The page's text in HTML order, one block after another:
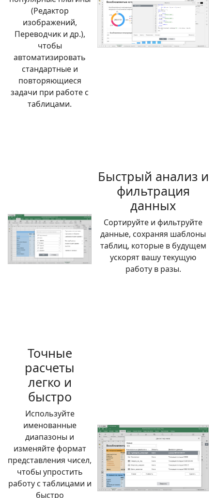
(Редактор
изображений,
Переводчик и др.),
чтобы
автоматизировать
стандартные и
повторяющиеся
задачи при работе с
таблицами.
Быстрый анализ и
фильтрация
данных
Сортируйте и фильтруйте
данные, сохраняя шаблоны
таблиц, которые в будущем
ускорят вашу текущую
работу в разы.
Точные
расчеты
легко и
быстро
Используйте
именованные
диапазоны и
изменяйте формат
представления чисел,
чтобы упростить
работу с таблицами и
быстро